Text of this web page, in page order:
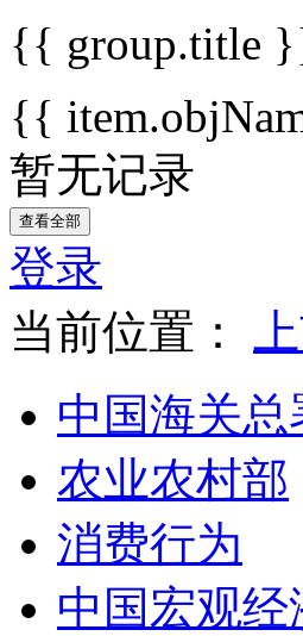
{{ group.title
{{
暂无记录
查看全部
登录
当前位置：
中国海关总
农业农村部
消费行为
中国宏观经